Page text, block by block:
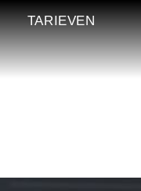
TARIEVEN